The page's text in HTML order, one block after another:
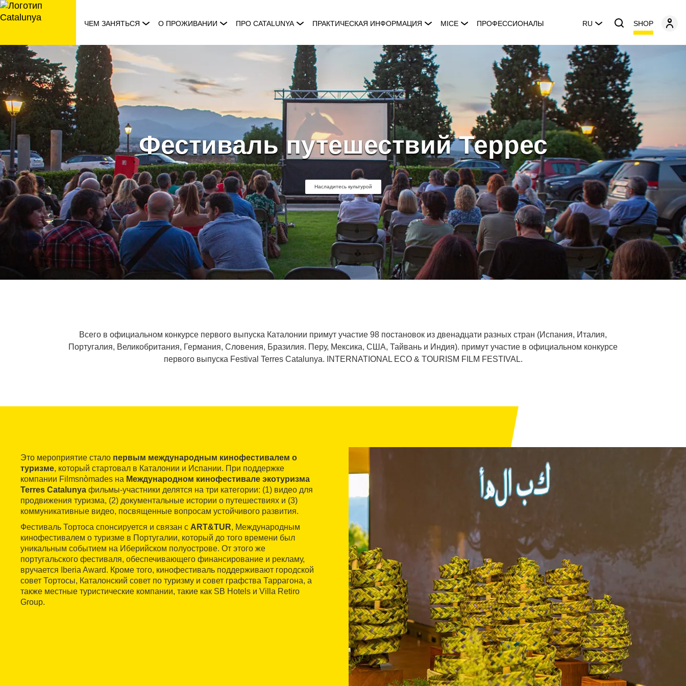
перейти
к
ЧЕМ ЗАНЯТЬСЯ О ПРОЖИВАНИИ ПРО CATALUNYA ПРАКТИЧЕСКАЯ ИНФОРМАЦИЯ MICE ПРОФЕССИОНАЛЫ RU SHOP
Фестиваль путешествий Террес
Насладитесь культурой
Всего в официальном конкурсе первого выпуска Каталонии примут участие 98 постановок из двенадцати разных стран (Испания, Италия,
Португалия, Великобритания, Германия, Словения, Бразилия. Перу, Мексика, США, Тайвань и Индия). примут участие в официальном конкурсе
первого выпуска Festival Terres Catalunya. INTERNATIONAL ECO & TOURISM FILM FESTIVAL.
Это мероприятие стало первым международным кинофестивалем о
туризме, который стартовал в Каталонии и Испании. При поддержке
компании Filmsnòmades на Международном кинофестивале экотуризма
Terres Catalunya фильмы-участники делятся на три категории: (1) видео для
продвижения туризма, (2) документальные истории о путешествиях и (3)
коммуникативные видео, посвященные вопросам устойчивого развития.
Фестиваль Тортоса спонсируется и связан с ART&TUR, Международным
кинофестивалем о туризме в Португалии, который до того времени был
уникальным событием на Иберийском полуострове. От этого же
португальского фестиваля, обеспечивающего финансирование и рекламу,
вручается Iberia Award. Кроме того, кинофестиваль поддерживают городской
совет Тортосы, Каталонский совет по туризму и совет графства Таррагона, а
также местные туристические компании, такие как SB Hotels и Villa Retiro
Group.